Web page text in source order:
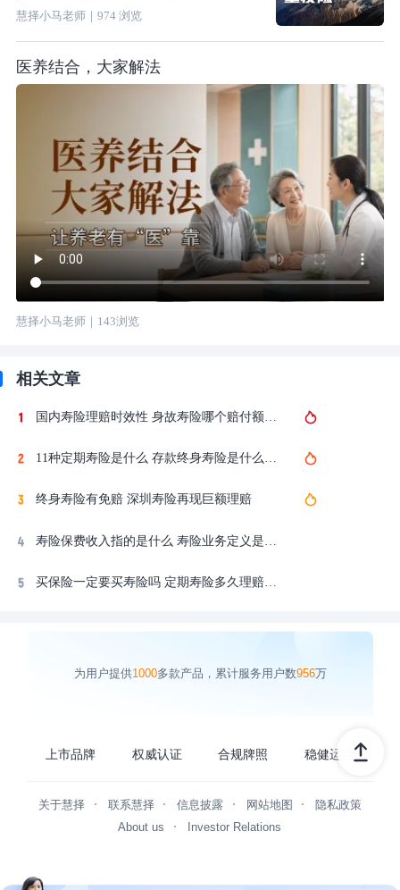
慧择小马老师｜ 974浏览
医养结合，大家解法
慧择小马老师｜ 143浏览
相关文章
国内寿险理赔时效性 身故寿险哪个赔付额度高
终身寿险有免赔 深圳寿险再现巨额理赔
买保险一定要买寿险吗 定期寿险多久理赔到账户
为用户提供1000多款产品，累计服务用户数956万
上市品牌 权威认证 合规牌照 稳健运营
关于慧择 联系慧择 信息披露 网站地图
隐私政策
About us
Investor Relations